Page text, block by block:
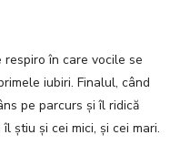
în care vocile se
iubiri. Finalul, când
pe parcurs și îl ridică
știu și cei mici, și cei mari.